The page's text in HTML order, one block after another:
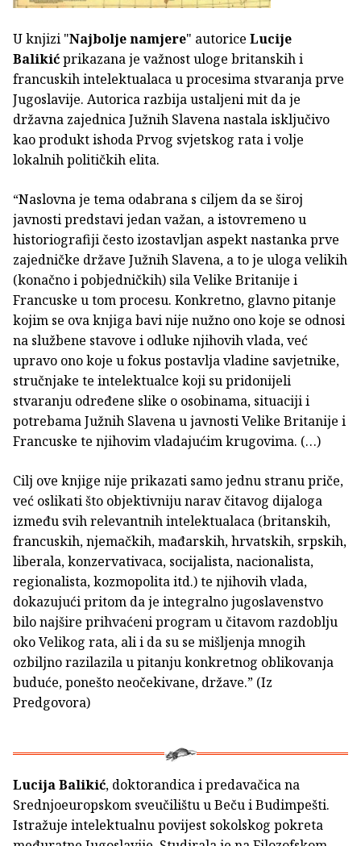
U knjizi "Najbolje namjere" autorice Lucije
Balikićprikazana je važnost uloge britanskih i
francuskih intelektualaca u procesima stvaranja prve
Jugoslavije. Autorica razbija ustaljeni mit da je
državna zajednica Južnih Slavena nastala isključivo
kao produkt ishoda Prvog svjetskog rata i volje
lokalnih političkih elita.
“Naslovna je tema odabrana s ciljem da se široj
javnosti predstavi jedan važan, a istovremeno u
historiografiji često izostavljan aspekt nastanka prve
zajedničke države Južnih Slavena, a to je uloga velikih
(konačno i pobjedničkih) sila Velike Britanije i
Francuske u tom procesu. Konkretno, glavno pitanje
kojim se ova knjiga bavi nije nužno ono koje se odnosi
na službene stavove i odluke njihovih vlada, već
upravo ono koje u fokus postavlja vladine savjetnike,
stručnjake te intelektualce koji su pridonijeli
stvaranju određene slike o osobinama, situaciji i
potrebama Južnih Slavena u javnosti Velike Britanije i
Francuske te njihovim vladajućim krugovima. (…)
Cilj ove knjige nije prikazati samo jednu stranu priče,
već oslikati što objektivniju narav čitavog dijaloga
između svih relevantnih intelektualaca (britanskih,
francuskih, njemačkih, mađarskih, hrvatskih, srpskih,
liberala, konzervativaca, socijalista, nacionalista,
regionalista, kozmopolita itd.) te njihovih vlada,
dokazujući pritom da je integralno jugoslavenstvo
bilo najšire prihvaćeni program u čitavom razdoblju
oko Velikog rata, ali i da su se mišljenja mnogih
ozbiljno razilazila u pitanju konkretnog oblikovanja
buduće, ponešto neočekivane, države.” (Iz
Predgovora)
Lucija Balikić, doktorandica i predavačica na
Srednjoeuropskom sveučilištu u Beču i Budimpešti.
Istražuje intelektualnu povijest sokolskog pokreta